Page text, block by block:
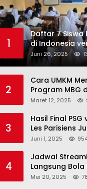
1
Daftar 7 Siswa
di Indonesia
Tryout UTBK
Juni 26, 2025
2
Cara UMKM
Program MBG
Modal Hingga
Maret 12, 2025
3
Hasil Final
Les Parisiens
Champions
Juni 1, 2025
4
Jadwal
Langsung Bola
Mei 2025:
Mei 20, 2025